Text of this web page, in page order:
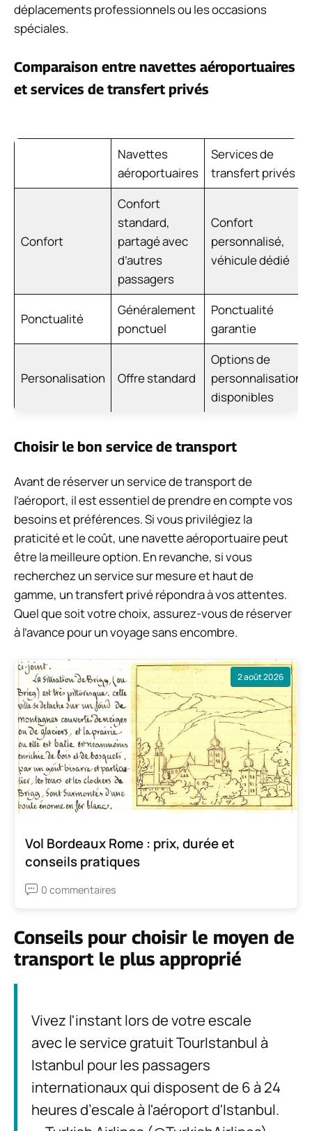
déplacements professionnels ou les occasions
spéciales.
Comparaison entre navettes aéroportuaires
et services de transfert privés
Navettes
aéroportuaires
Services de
transfert privés
Confort
Confort
standard,
partagé avec
d’autres
passagers
Confort
personnalisé,
véhicule dédié
Ponctualité
Généralement
ponctuel
Ponctualité
garantie
Personalisation Offre standard
Options de
personnalisation
disponibles
Choisir le bon service de transport
Avant de réserver un service de transport de
l’aéroport, il est essentiel de prendre en compte vos
besoins et préférences. Si vous privilégiez la
praticité et le coût, une navette aéroportuaire peut
être la meilleure option. En revanche, si vous
recherchez un service sur mesure et haut de
gamme, un transfert privé répondra à vos attentes.
Quel que soit votre choix, assurez-vous de réserver
à l’avance pour un voyage sans encombre.
2 août 2026
Vol Bordeaux Rome : prix, durée et
conseils pratiques
0 commentaires
Conseils pour choisir le moyen de
transport le plus approprié
Vivez l'instant lors de votre escale
avec le service gratuit TourIstanbul à
Istanbul pour les passagers
internationaux qui disposent de 6 à 24
heures d’escale à l'aéroport d'Istanbul.